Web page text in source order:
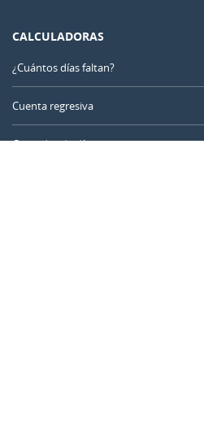
CALCULADORAS
¿Cuántos días faltan?
Cuenta regresiva
Contador de días